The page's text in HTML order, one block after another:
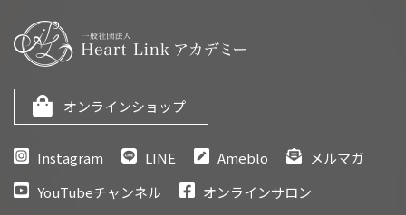
オンラインショップ
Instagram LINE Ameblo
メルマガ
YouTubeチャンネル
オンラインサロン